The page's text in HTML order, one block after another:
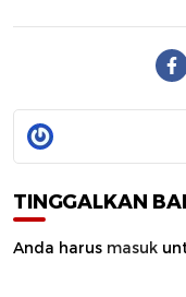
TINGGALKAN
Anda harus masuk